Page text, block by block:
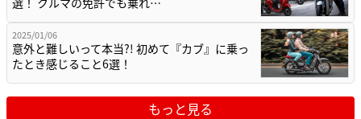
2025/01/06
意外と難しいって本当?! 初めて『カブ』に乗っ
たとき感じること6選！
もっと見る